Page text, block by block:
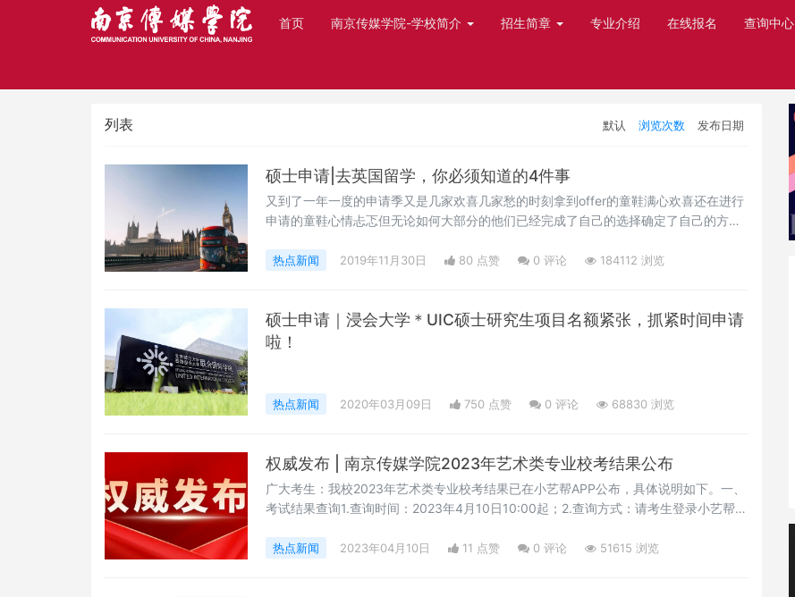
首页 南京传媒学院-学校简介 招生简章 专业介绍 在线报名 查询中心
列表 默认 浏览次数 发布日期
硕士申请|去英国留学，你必须知道的4件事
又到了一年一度的申请季又是几家欢喜几家愁的时刻拿到offer的童鞋满心欢喜还在进行
申请的童鞋心情忐忑但无论如何大部分的他们已经完成了自己的选择确定了自己的方
为那是一个奢侈品！其实10年前可能可以这么说，但是现在随着国际发展全球化的特
热点新闻 2019年11月30日 80 点赞 0 评论 184112 浏览
硕士申请｜浸会大学＊UIC硕士研究生项目名额紧张，抓紧时间申请
啦！
热点新闻 2020年03月09日 750 点赞 0 评论 68830 浏览
权威发布 | 南京传媒学院2023年艺术类专业校考结果公布
广大考生：我校2023年艺术类专业校考结果已在小艺帮APP公布，具体说明如下。一、
考试结果查询1.查询时间：2023年4月10日10:00起；2.查询方式：请考生登录小艺帮
作要求向教育部及各省级招生考试机构上报备案。说明：考生高考生源所在省（区、
热点新闻 2023年04月10日 11 点赞 0 评论 51615 浏览